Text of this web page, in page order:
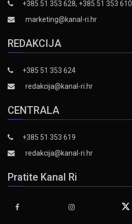
+385 51 353 628, +385 51 353 610
marketing@kanal-ri.hr
REDAKCIJA
+385 51 353 624
redakcija@kanal-ri.hr
CENTRALA
+385 51 353 619
redakcija@kanal-ri.hr
Pratite Kanal Ri